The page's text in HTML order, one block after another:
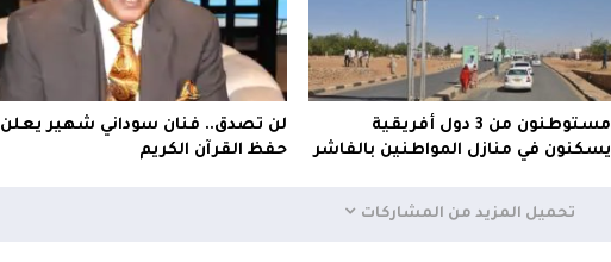
مستوطنون من 3 دول أفريقية
يسكنون في منازل المواطنين بالفاشر
لن تصدق.. فنان سوداني شهير يعلن
حفظ القرآن الكريم
تحميل المزيد من المشاركات